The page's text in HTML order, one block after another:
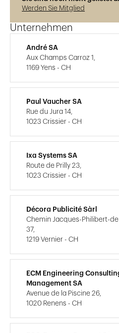
Werden Sie Mitglied
Unternehmen
André SA
Aux Champs Carroz 1,
1169 Yens - CH
Paul Vaucher SA
Rue du Jura 14,
1023 Crissier - CH
Ixa Systems SA
Route de Prilly 23,
1023 Crissier - CH
Décora Publicité Sàrl
Chemin Jacques-Philibert-
37,
1219 Vernier - CH
ECM Engineering
Management SA
Avenue de la Piscine 26,
1020 Renens - CH